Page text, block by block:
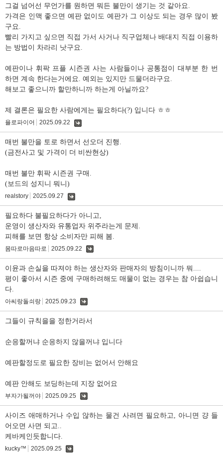
그걸 넘어선 무언가를 원하면 뭐든 불만이 생기는 것 같아요.
가격은 인맥 좋으면 예판 없이도 예판가 그 이상도 되는 경우 많이 봤
구요.
빨리 가지고 싶으면 직접 가서 사거나 직구업체나 배대지 직접 이용하
는 방법이 차라리 낫구요.
예판이나 휘팍 프플 시즌권 사는 사람들이나 공통점이 대부분 한 번
하면 계속 한다는거에요. 예외는 있지만 드물더라구요.
해보고 좋으니까 할만하니까 하는게 아닐까요?
제 결론은 필요한 사람에게는 필요하다(?) 입니다 ㅎㅎ
욜로파이어 2025.09.22
매번 불만을 토로 하면서 선오더 진행.
(금전사고 및 가격이 더 비싼현상)
매번 불만 휘팍 시즌권 구매.
(보드의 성지니 뭐니)
realstory 2025.09.27
필요하다 불필요하다가 아니고,
운영이 생산자와 유통업자 위주라는게 문제.
피해를 보면 항상 소비자만 피해 봄.
몸따로마음따로 2025.09.22
이윤과 손실을 따져야 하는 생산자와 판매자의 방침이니까 뭐....
평이 좋아서 시즌 중에 구매하려해도 매물이 없는 경우는 참 아쉽습니
다.
아씨랑돌쇠랑 2025.09.23
그들이 규칙을을 정한거라서
순응할꺼냐 순응하지 않을꺼냐 입니다
예판할정도로 필요한 장비는 없어서 안해요
예판 안해도 보딩하는데 지장 없어요
부자가될꺼야 2025.09.25
사이즈 애매하거나 수입 않하는 물건 사려면 필요하고, 아니면 걍 들
어오면 사면 되고..
케바케인듯합니다.
kucky™ 2025.09.25